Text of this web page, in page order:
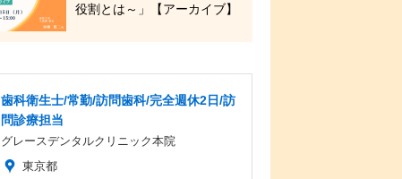
役割とは～」【アーカイブ】
歯科衛生士/常勤/訪問歯科/完全週休2日/訪
問診療担当
グレースデンタルクリニック本院
東京都